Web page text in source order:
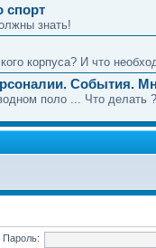
спорт
знать!
корпуса? И что
События.
поло ... Что делать ?
Пароль: